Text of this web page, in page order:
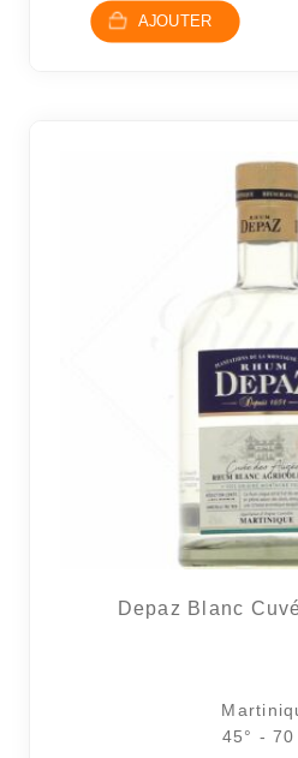
AJOUTER
Depaz Blanc
45° -